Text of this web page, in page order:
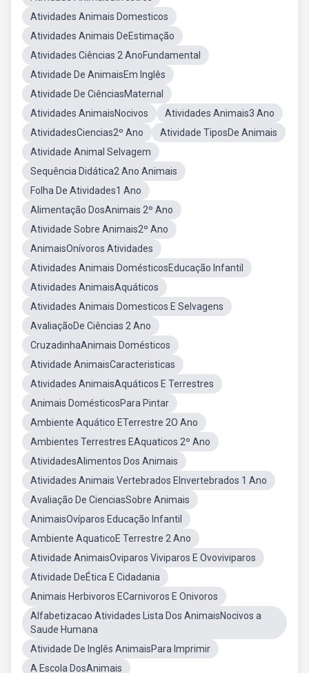
Atividades Animais Domesticos
Atividades Animais DeEstimação
Atividades Ciências 2 AnoFundamental
Atividade De AnimaisEm Inglês
Atividade De CiênciasMaternal
Atividades AnimaisNocivos
Atividades Animais3 Ano
AtividadesCiencias2º Ano
Atividade TiposDe Animais
Atividade Animal Selvagem
Sequência Didática2 Ano Animais
Folha De Atividades1 Ano
Alimentação DosAnimais 2º Ano
Atividade Sobre Animais2º Ano
AnimaisOnívoros Atividades
Atividades Animais DomésticosEducação Infantil
Atividades AnimaisAquáticos
Atividades Animais Domesticos E Selvagens
AvaliaçãoDe Ciências 2 Ano
CruzadinhaAnimais Domésticos
Atividade AnimaisCaracteristicas
Atividades AnimaisAquáticos E Terrestres
Animais DomésticosPara Pintar
Ambiente Aquático ETerrestre 2O Ano
Ambientes Terrestres EAquaticos 2º Ano
AtividadesAlimentos Dos Animais
Atividades Animais Vertebrados EInvertebrados 1 Ano
Avaliação De CienciasSobre Animais
AnimaisOvíparos Educação Infantil
Ambiente AquaticoE Terrestre 2 Ano
Atividade AnimaisOviparos Viviparos E Ovoviviparos
Atividade DeÉtica E Cidadania
Animais Herbivoros ECarnivoros E Onivoros
Alfabetizacao Atividades Lista Dos AnimaisNocivos a
Saude Humana
Atividade De Inglês AnimaisPara Imprimir
A Escola DosAnimais